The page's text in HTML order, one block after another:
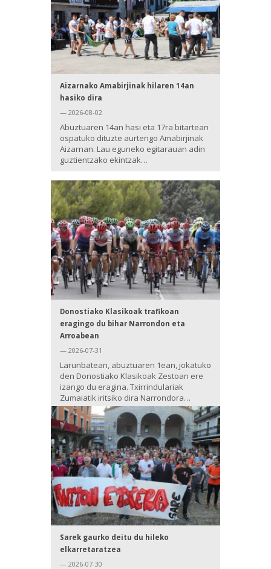
Aizarnako Amabirjinak hilaren 14an
hasiko dira
— 2026-08-02
Abuztuaren 14an hasi eta 17ra bitartean
ospatuko dituzte aurtengo Amabirjinak
Aizarnan. Lau eguneko egitarauan adin
guztientzako ekintzak…
Donostiako Klasikoak trafikoan
eragingo du bihar Narrondon eta
Arroabean
— 2026-07-31
Larunbatean, abuztuaren 1ean, jokatuko
den Donostiako Klasikoak Zestoan ere
izango du eragina. Txirrindulariak
Zumaiatik iritsiko dira Narrondora…
Sarek gaurko deitu du hileko
elkarretaratzea
— 2026-07-30